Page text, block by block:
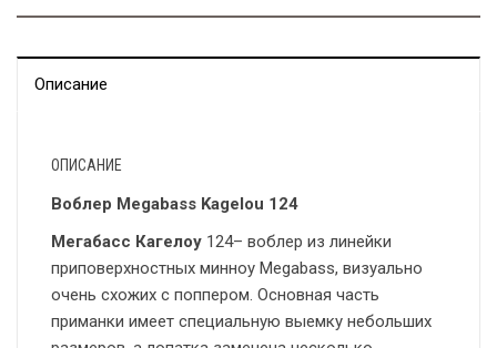
Описание
ОПИСАНИЕ
Воблер Megabass Kagelou 124
Мегабасс Кагелоу 124– воблер из линейки
приповерхностных минноу Megabass, визуально
очень схожих с поппером. Основная часть
приманки имеет специальную выемку небольших